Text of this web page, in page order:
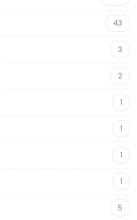
43
3
2
1
1
1
1
5